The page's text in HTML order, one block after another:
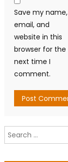
Save my name,
email, and
website in this
browser for the
next time I
comment.
Search
for: